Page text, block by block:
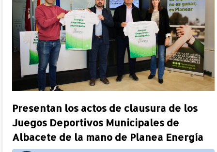
Presentan los actos de clausura de los
Juegos Deportivos Municipales de
Albacete de la mano de Planea Energía